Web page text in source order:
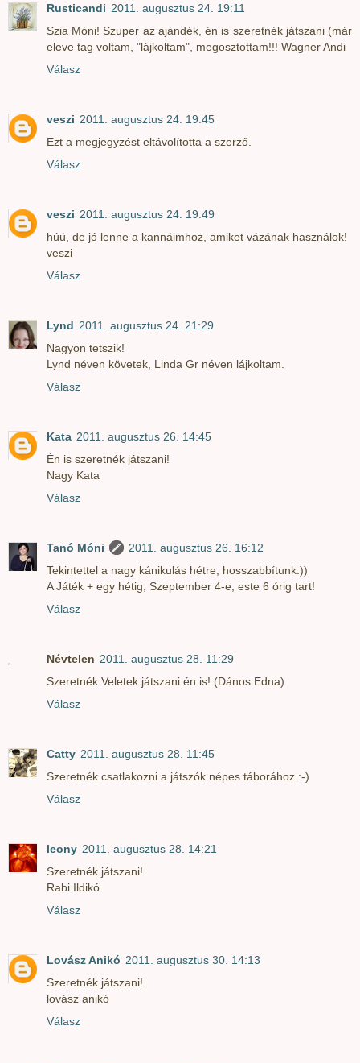
Rusticandi 2011. augusztus 24. 19:11
Szia Móni! Szuper az ajándék, én is szeretnék játszani (már
eleve tag voltam, "lájkoltam", megosztottam!!! Wagner Andi
Válasz
veszi 2011. augusztus 24. 19:45
Ezt a megjegyzést eltávolította a szerző.
Válasz
veszi 2011. augusztus 24. 19:49
húú, de jó lenne a kannáimhoz, amiket vázának használok!
veszi
Válasz
Lynd 2011. augusztus 24. 21:29
Nagyon tetszik!
Lynd néven követek, Linda Gr néven lájkoltam.
Válasz
Kata 2011. augusztus 26. 14:45
Én is szeretnék játszani!
Nagy Kata
Válasz
Tanó Móni
2011. augusztus 26. 16:12
Tekintettel a nagy kánikulás hétre, hosszabbítunk:))
A Játék + egy hétig, Szeptember 4-e, este 6 órig tart!
Válasz
Névtelen 2011. augusztus 28. 11:29
Szeretnék Veletek játszani én is! (Dános Edna)
Válasz
Catty 2011. augusztus 28. 11:45
Szeretnék csatlakozni a játszók népes táborához :-)
Válasz
leony 2011. augusztus 28. 14:21
Szeretnék játszani!
Rabi Ildikó
Válasz
Lovász Anikó 2011. augusztus 30. 14:13
Szeretnék játszani!
lovász anikó
Válasz